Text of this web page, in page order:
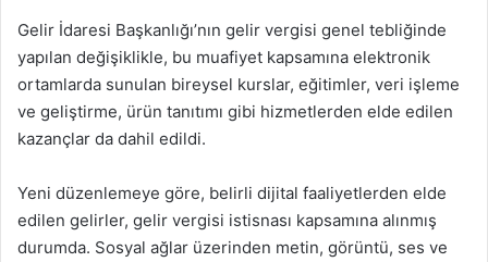
Gelir İdaresi Başkanlığı’nın gelir vergisi genel tebliğinde
yapılan değişiklikle, bu muafiyet kapsamına elektronik
ortamlarda sunulan bireysel kurslar, eğitimler, veri işleme
ve geliştirme, ürün tanıtımı gibi hizmetlerden elde edilen
kazançlar da dahil edildi.
Yeni düzenlemeye göre, belirli dijital faaliyetlerden elde
edilen gelirler, gelir vergisi istisnası kapsamına alınmış
durumda. Sosyal ağlar üzerinden metin, görüntü, ses ve